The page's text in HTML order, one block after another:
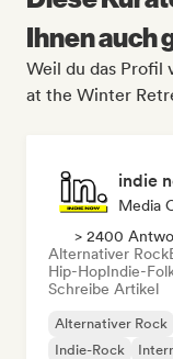
Ihnen auch
Weil du das
at the Winter
indie
Media
> 2400
Alternativer Rock
Hip-HopIndie-
Schreibe Artikel
Alternativer Rock
Indie-Rock